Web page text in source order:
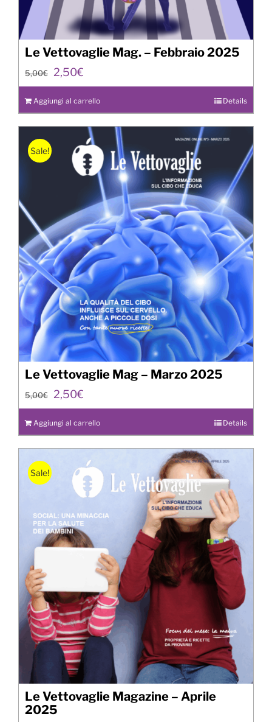
Le Vettovaglie Mag. – Febbraio 2025
5,00€
Il
prezzo
originale
era:
5,00€.
2,50€
prezzo
attuale
è:
2,50€.
Aggiungi al carrello Details
Sale!
Le Vettovaglie Mag – Marzo 2025
5,00€
Il
prezzo
originale
era:
5,00€.
2,50€
prezzo
attuale
è:
2,50€.
Aggiungi al carrello Details
Sale!
Le Vettovaglie Magazine – Aprile
2025